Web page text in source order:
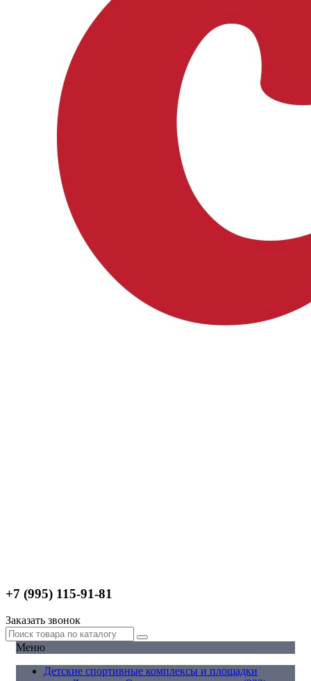
+7 (995) 115-91-81
Заказать звонок
Меню
Детские спортивные комплексы и площадки